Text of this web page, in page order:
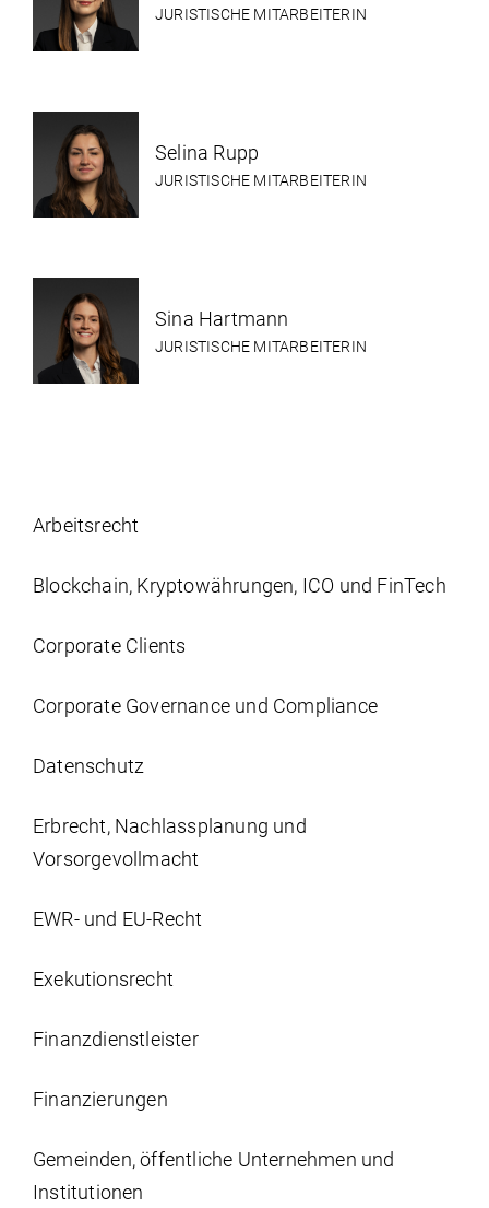
JURISTISCHE MITARBEITERIN
Selina Rupp
JURISTISCHE MITARBEITERIN
Sina Hartmann
JURISTISCHE MITARBEITERIN
Arbeits­recht
Blockchain, Kryptowährungen, ICO und FinTech
Corporate Clients
Corporate Governance und Compliance
Datenschutz
Erbrecht, Nachlassplanung und
Vorsorgevollmacht
EWR- und EU-Recht
Exekutionsrecht
Finanzdienstleister
Finanzierungen
Gemeinden, öffentliche Unternehmen und
Institutionen